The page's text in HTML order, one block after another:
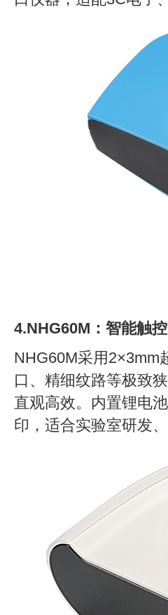
4.NHG60M：智能触
NHG60M采用2×3mm
口、精细纹路等极致
直观高效。内置锂电
印，适合实验室研发